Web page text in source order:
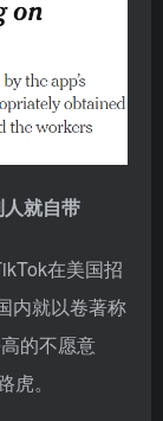
就自带
在美国招
内就以卷著称
的不愿意
。